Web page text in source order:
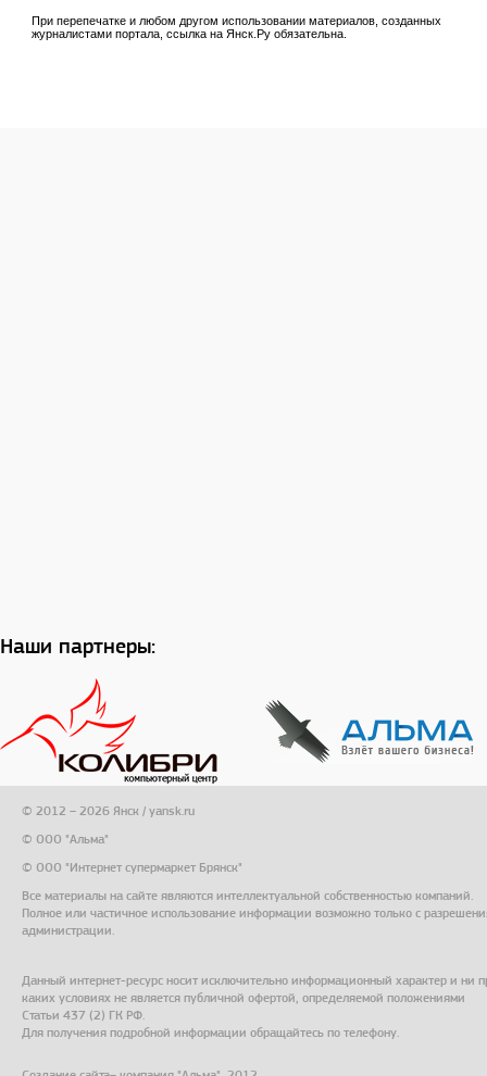
При перепечатке и любом другом использовании материалов, созданных
журналистами портала, ссылка на Янск.Ру обязательна.
Наши партнеры:
© 2012 – 2026 Янск / yansk.ru
© ООО "Альма"
© ООО "Интернет супермаркет Брянск"
Все материалы на сайте являются интеллектуальной собственностью компаний.
Полное или частичное использование информации возможно только с
администрации.
Данный интернет-ресурс носит исключительно информационный характер и ни
каких условиях не является публичной офертой, определяемой положениями
Статьи 437 (2) ГК РФ.
Для получения подробной информации обращайтесь по телефону.